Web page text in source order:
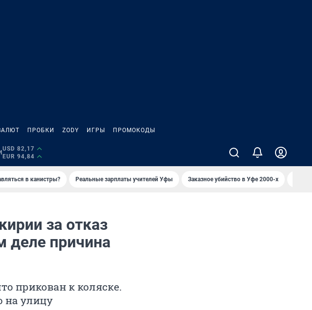
ПРОБКИ ZODY ИГРЫ ПРОМОКОДЫ
USD 82,17
EUR 94,84
в канистры? Реальные зарплаты учителей Уфы Заказное убийство в Уфе 2000-х
за отказ
деле причина
прикован к коляске.
на улицу